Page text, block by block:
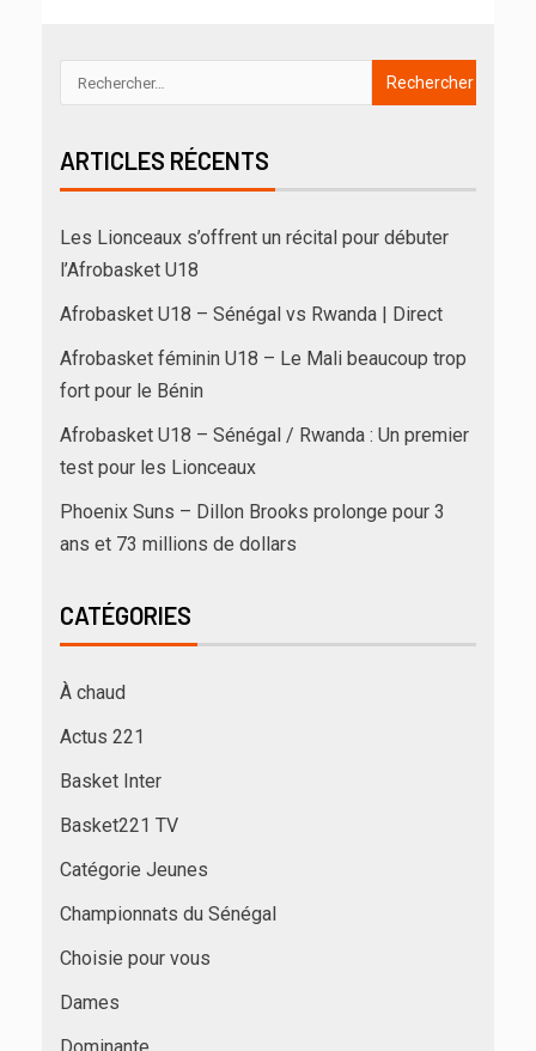
ARTICLES RÉCENTS
Les Lionceaux s’offrent un récital pour débuter
l’Afrobasket U18
Afrobasket U18 – Sénégal vs Rwanda | Direct
Afrobasket féminin U18 – Le Mali beaucoup trop
fort pour le Bénin
Afrobasket U18 – Sénégal / Rwanda : Un premier
test pour les Lionceaux
Phoenix Suns – Dillon Brooks prolonge pour 3
ans et 73 millions de dollars
CATÉGORIES
À chaud
Actus 221
Basket Inter
Basket221 TV
Catégorie Jeunes
Championnats du Sénégal
Choisie pour vous
Dames